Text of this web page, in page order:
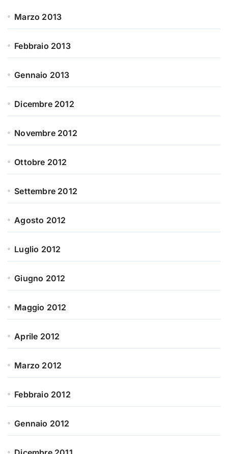
Marzo 2013
Febbraio 2013
Gennaio 2013
Dicembre 2012
Novembre 2012
Ottobre 2012
Settembre 2012
Agosto 2012
Luglio 2012
Giugno 2012
Maggio 2012
Aprile 2012
Marzo 2012
Febbraio 2012
Gennaio 2012